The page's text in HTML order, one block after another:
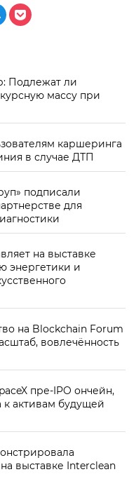
Подлежат ли
массу при
каршеринга
в случае ДТП
подписали
для
на выставке
энергетики и
на Blockchain Forum
вовлечённость
пре-IPO ончейн,
активам будущей
выставке Interclean